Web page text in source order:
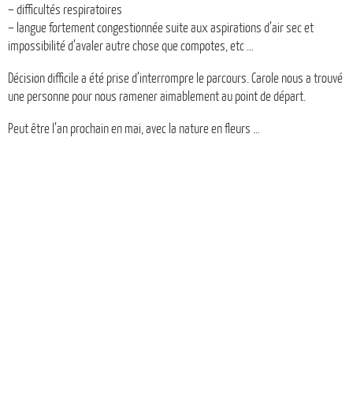
– difficultés respiratoires
– langue fortement congestionnée suite aux aspirations d’air sec et
impossibilité d’avaler autre chose que compotes, etc …
Décision difficile a été prise d’interrompre le parcours. Carole nous a trouvé
une personne pour nous ramener aimablement au point de départ.
Peut être l’an prochain en mai, avec la nature en fleurs …